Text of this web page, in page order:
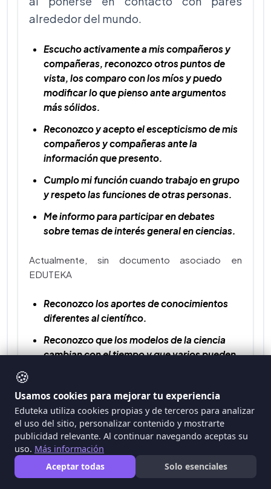
alrededor del mundo.
Escucho activamente a mis compañeros y
compañeras, reconozco otros puntos de
vista, los comparo con los míos y puedo
modificar lo que pienso ante argumentos
más sólidos.
Reconozco y acepto el escepticismo de mis
compañeros y compañeras ante la
información que presento.
Cumplo mi función cuando trabajo en grupo
y respeto las funciones de otras personas.
Me informo para participar en debates
sobre temas de interés general en ciencias.
Actualmente, sin documento asociado en
EDUTEKA
Reconozco los aportes de conocimientos
diferentes al científico.
Reconozco que los modelos de la ciencia
cambian con el tiempo y que varios pueden
Diseño y aplico estrategias para el manejo
de basuras en mi colegio.
Cuido, respeto y exijo respeto por mi cuerpo
y por el de las demás personas
Tomo decisiones responsables y
compartidas sobre mi sexualidad.
🍪
Usamos cookies para mejorar tu experiencia
Eduteka utiliza cookies propias y de terceros para analizar
el uso del sitio, personalizar contenido y mostrarte
publicidad relevante. Al continuar navegando aceptas su
uso. Más información
Aceptar todas
Solo esenciales